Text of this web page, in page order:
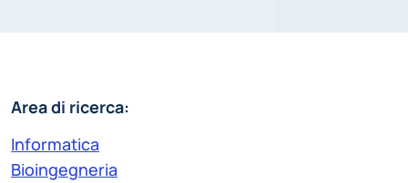
Area di ricerca:
Informatica
Bioingegneria